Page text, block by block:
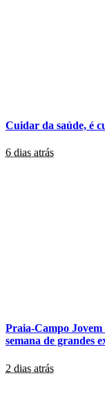
Cuidar da saúde, é
6 dias atrás
Praia-Campo
semana de grandes
2 dias atrás